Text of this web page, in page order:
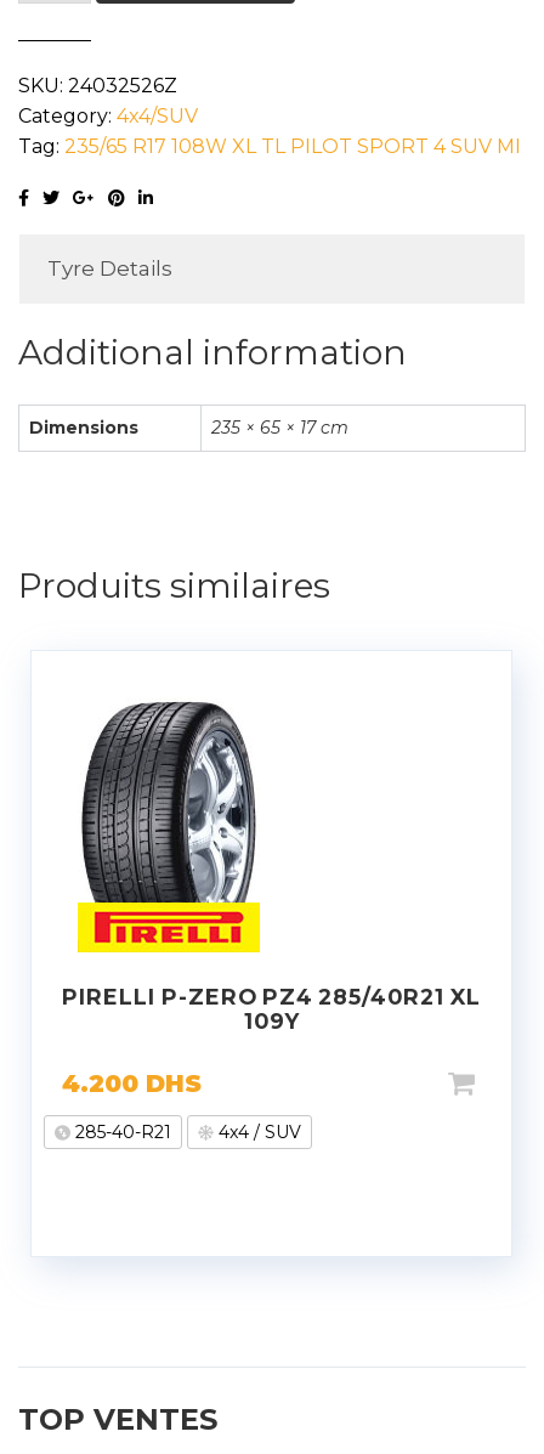
235/65R17
104W
quantity
SKU: 24032526Z
Category: 4x4/SUV
Tag: 235/65 R17 108W XL TL PILOT SPORT 4 SUV MI
Tyre Details
Additional information
Dimensions 235 × 65 × 17 cm
Produits similaires
PIRELLI P-ZERO PZ4 285/40R21 XL
109Y
4.200 DHS
285-40-R21 4x4 / SUV
TOP VENTES